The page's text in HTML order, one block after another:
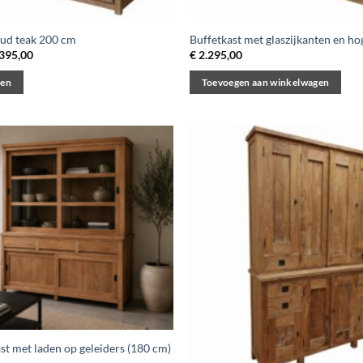
teak 200 cm
Prijsklasse:
Buffetkast met glaszijkanten en
€2.295,00
Toevoegen aan winkelwagen
met laden op geleiders (180 cm)